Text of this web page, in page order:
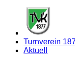
Turnverein
Aktuell